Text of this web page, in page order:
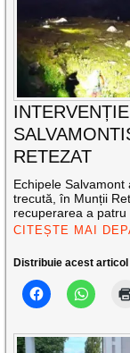
RETEZAT
Echipele
trecută, în Munții
recuperarea a patru
CITEȘTE MAI
Distribuie acest articol